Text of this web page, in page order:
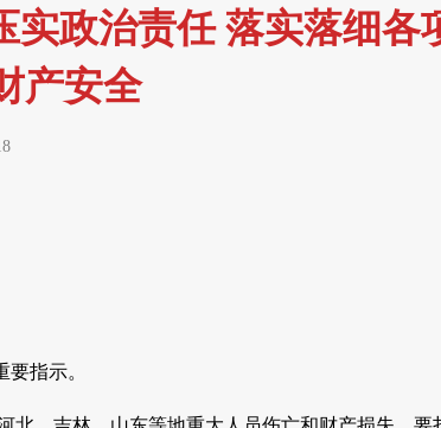
实政治责任 落实落细各
产安全
指示。